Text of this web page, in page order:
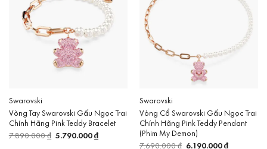
Swarovski
Vòng Tay Swarovski Gấu Ngọc Trai
Chính Hãng Pink Teddy Bracelet
7.890.000₫ Giá
gốc
5.790.000₫Giá
hiện
Swarovski
Vòng Cổ Swarovski Gấu Ngọc Trai
Chính Hãng Pink Teddy Pendant
(Phim My Demon)
7.690.000₫ Giá
6.190.000₫Giá